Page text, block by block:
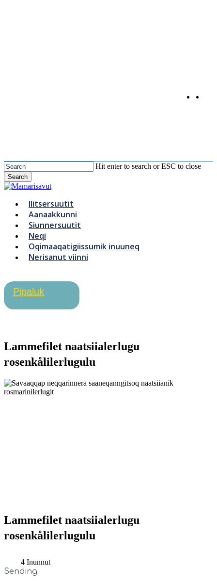
Hit enter to search or ESC to close
Search
Close
Menu
Ilitsersuutit
Aanaakkunni
Siunnersuutit
Neqi
Oqimaaqatigiissumik inuuneq
Nerisanut viinni
Pipaluk
Lammefilet naatsiialerlugu
rosenkålilerlugulu
Lammefilet naatsiialerlugu
rosenkålilerlugulu
4 Inunnut
Sending